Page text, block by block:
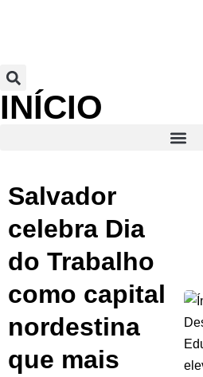
INÍCIO
Salvador
celebra Dia
do Trabalho
como capital
nordestina
que mais